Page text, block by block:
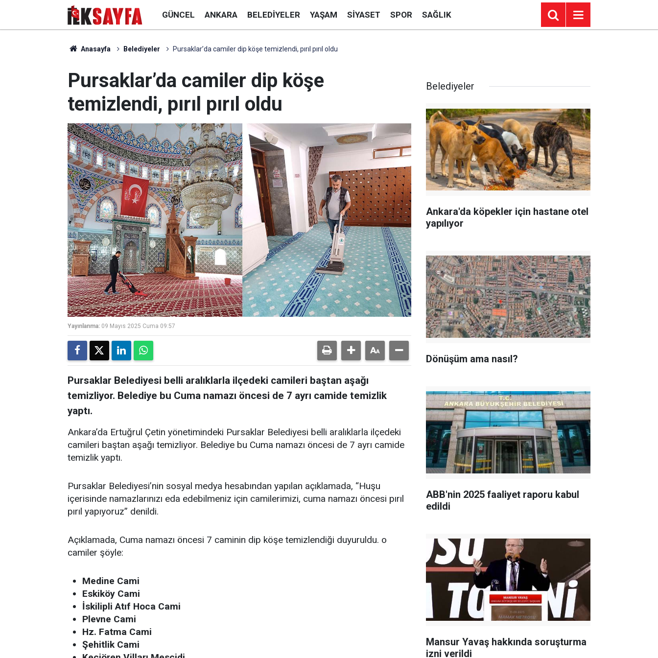
GÜNCEL ANKARA BELEDIYELER YAŞAM SIYASET SPOR SAĞLIK
Anasayfa Belediyeler Pursaklar’da camiler dip köşe temizlendi, pırıl pırıl oldu
Pursaklar’da camiler dip köşe
temizlendi, pırıl pırıl oldu
Yayınlanma: 09 Mayıs 2025 Cuma 09:57
Pursaklar Belediyesi belli aralıklarla ilçedeki camileri baştan aşağı
temizliyor. Belediye bu Cuma namazı öncesi de 7 ayrı camide temizlik
yaptı.
Ankara’da Ertuğrul Çetin yönetimindeki Pursaklar Belediyesi belli aralıklarla ilçedeki
camileri baştan aşağı temizliyor. Belediye bu Cuma namazı öncesi de 7 ayrı camide
temizlik yaptı.
Pursaklar Belediyesi’nin sosyal medya hesabından yapılan açıklamada, “Huşu
içerisinde namazlarınızı eda edebilmeniz için camilerimizi, cuma namazı öncesi pırıl
pırıl yapıyoruz” denildi.
Açıklamada, Cuma namazı öncesi 7 caminin dip köşe temizlendiği duyuruldu. o
camiler şöyle:
Medine Cami
Eskiköy Cami
İskilipli Atıf Hoca Cami
Plevne Cami
Hz. Fatma Cami
Şehitlik Cami
Belediyeler
Ankara'da köpekler için hastane otel
yapılıyor
Dönüşüm ama nasıl?
ABB'nin 2025 faaliyet raporu kabul
edildi
Mansur Yavaş hakkında soruşturma
izni verildi